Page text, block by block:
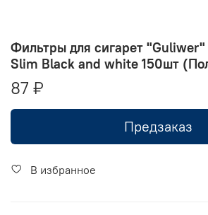
Фильтры для сигарет
Slim Black and white 150шт
87 ₽
Предзаказ
В избранное